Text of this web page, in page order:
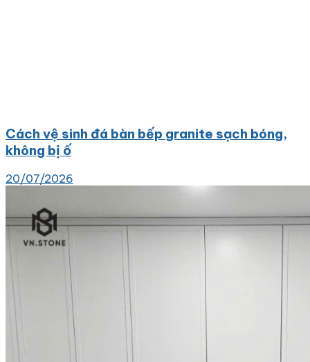
Cách vệ sinh đá bàn bếp granite sạch bóng,
không bị ố
20/07/2026